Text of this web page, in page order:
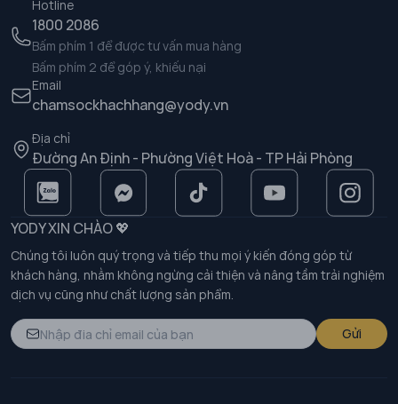
Hotline
1800 2086
Bấm phím 1 để được tư vấn mua hàng
Bấm phím 2 để góp ý, khiếu nại
Email
chamsockhachhang@yody.vn
Địa chỉ
Đường An Định - Phường Việt Hoà - TP Hải Phòng
YODY XIN CHÀO 💖
Chúng tôi luôn quý trọng và tiếp thu mọi ý kiến đóng góp từ
khách hàng, nhằm không ngừng cải thiện và nâng tầm trải nghiệm
dịch vụ cũng như chất lượng sản phẩm.
Gửi